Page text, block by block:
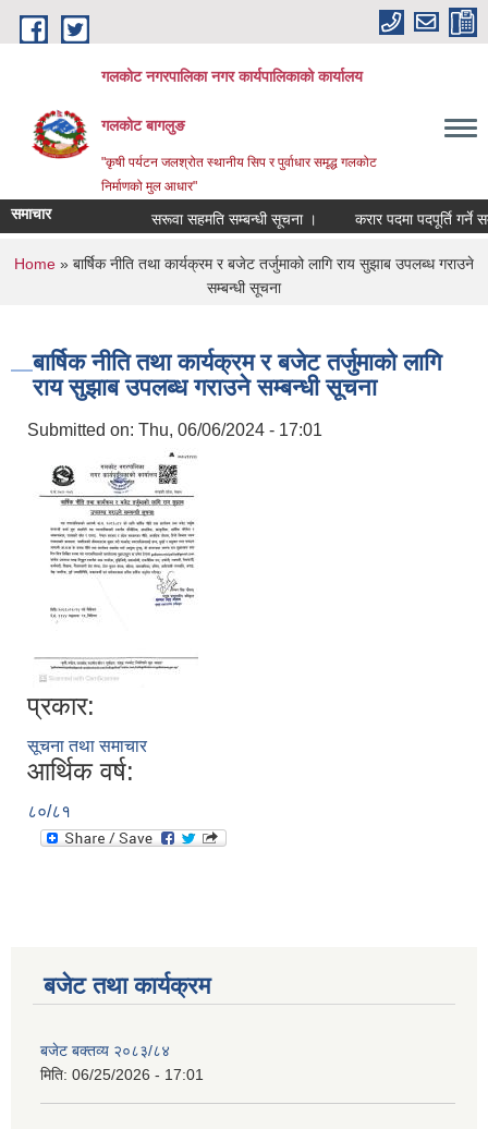
Skip to main content
गलकोट नगरपालिका नगर कार्यपालिकाको कार्यालय
गलकोट बागलुङ
"कृषी पर्यटन जलश्रोत स्थानीय सिप र पुर्वाधार समृद्ध गलकोट
निर्माणको मुल आधार"
समाचार सरूवा सहमति सम्बन्धी सूचना । करार पदमा पदपूर्ति गर्ने
You are here
Home » बार्षिक नीति तथा कार्यक्रम र बजेट तर्जुमाको लागि राय सुझाब उपलब्ध गराउने
सम्बन्धी सूचना
बार्षिक नीति तथा कार्यक्रम र बजेट तर्जुमाको लागि
राय सुझाब उपलब्ध गराउने सम्बन्धी सूचना
Submitted on: Thu, 06/06/2024 - 17:01
प्रकार:
सूचना तथा समाचार
आर्थिक वर्ष:
८०/८१
बजेट तथा कार्यक्रम
बजेट बक्तव्य २०८३/८४
मिति: 06/25/2026 - 17:01